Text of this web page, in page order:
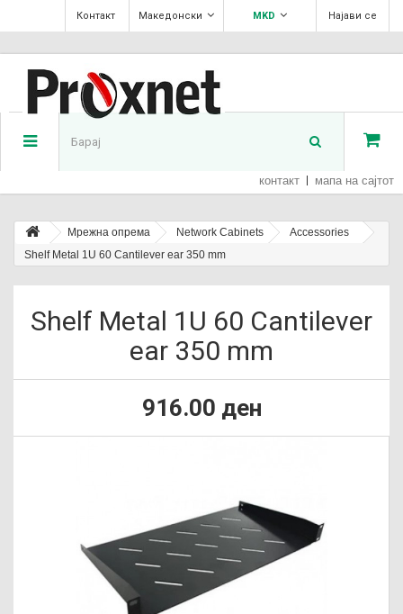
Најави се
MKD
Македонски
Контакт
контакт мапа на сајтот
Мрежна опрема Network Cabinets
Accessories
Shelf Metal 1U 60 Cantilever ear 350 mm
Shelf Metal 1U 60 Cantilever
ear 350 mm
916.00 ден